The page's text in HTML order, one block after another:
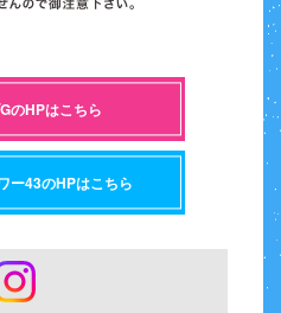
のHPはこちら
ー43のHPはこちら